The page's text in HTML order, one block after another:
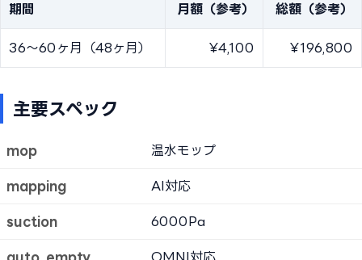
期間 月額（参考） 総額（参考）
36〜60ヶ月（48ヶ月） ¥4,100 ¥196,800
主要スペック
mop 温水モップ
mapping AI対応
suction 6000Pa
auto_empty OMNI対応